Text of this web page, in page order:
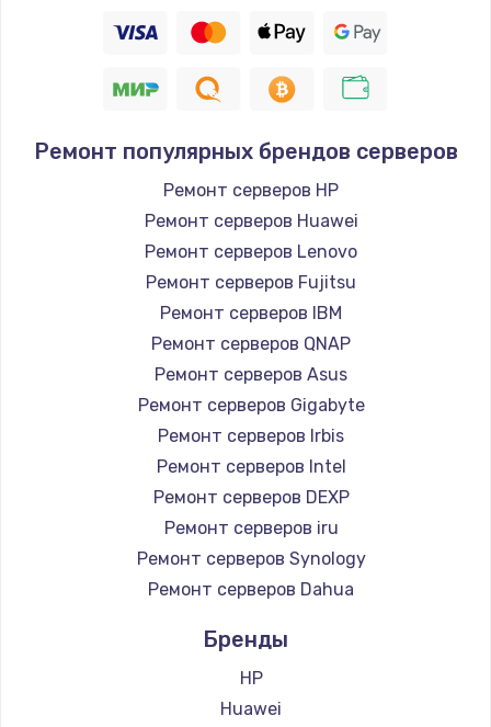
Ремонт популярных брендов серверов
Ремонт серверов HP
Ремонт серверов Huawei
Ремонт серверов Lenovo
Ремонт серверов Fujitsu
Ремонт серверов IBM
Ремонт серверов QNAP
Ремонт серверов Asus
Ремонт серверов Gigabyte
Ремонт серверов Irbis
Ремонт серверов Intel
Ремонт серверов DEXP
Ремонт серверов iru
Ремонт серверов Synology
Ремонт серверов Dahua
Бренды
HP
Huawei